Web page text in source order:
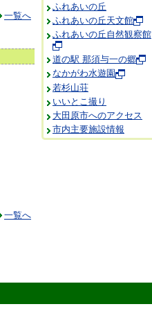
一覧へ
一覧へ
ふれあいの丘
ふれあいの丘天文館
ふれあいの丘自然観察館
道の駅 那須与一の郷
なかがわ水遊園
若杉山荘
いいとこ撮り
大田原市へのアクセス
市内主要施設情報